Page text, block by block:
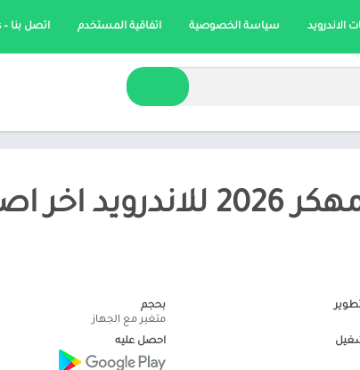
الاندرويد سياسة الخصوصية اتفاقية المستخدم اتصل بنا – Contact us
بحجم
متغير مع الجهاز
احصل عليه